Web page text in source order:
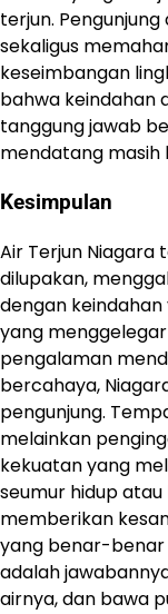
terjun.
sekaligus
keseimbangan
bahwa keindahan
tanggung jawab
mendatang masih
Kesimpulan
Air Terjun Niagara
dilupakan,
dengan
yang
pengalaman
bercahaya,
pengunjung.
melainkan
kekuatan yang
seumur hidup
memberikan
yang benar-benar
adalah
airnya, dan bawa